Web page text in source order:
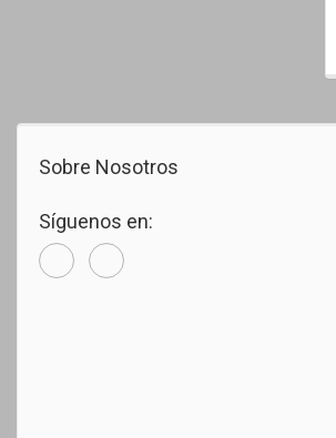
Sobre Nosotros
Síguenos en: